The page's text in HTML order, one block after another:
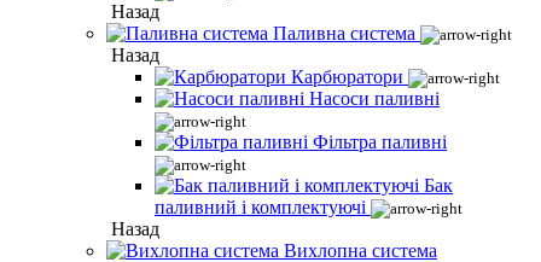
Назад
Паливна система
Назад
Карбюратори
Насоси паливні
Фільтра паливні
Бак
паливний і комплектуючі
Назад
Вихлопна система